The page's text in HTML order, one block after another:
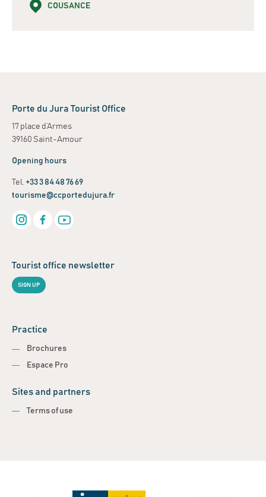
COUSANCE
Porte du Jura Tourist Office
17 place d’Armes
39160 Saint-Amour
Opening hours
Tel. +33 3 84 48 76 69
tourisme@ccportedujura.fr
Tourist office newsletter
SIGN UP
Practice
Brochures
Espace Pro
Sites and partners
Terms of use